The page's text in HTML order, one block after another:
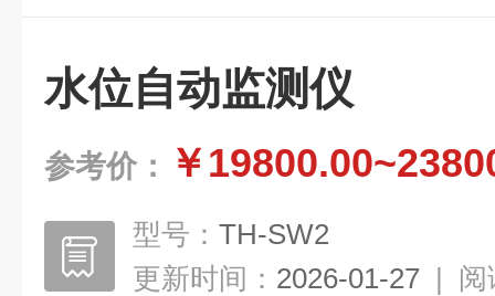
水位自动监测仪
参考价： ￥
型号： TH-SW2
更新时间： 2026-01-27 | 阅